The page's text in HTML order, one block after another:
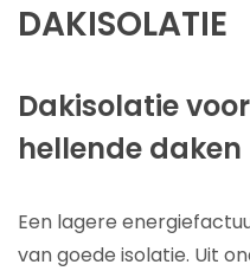
DAKISOLATIE
Dakisolatie
hellende daken
Een lagere
van goede isolatie. Uit